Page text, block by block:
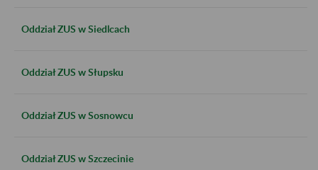
Oddział ZUS w Siedlcach
Oddział ZUS w Słupsku
Oddział ZUS w Sosnowcu
Oddział ZUS w Szczecinie